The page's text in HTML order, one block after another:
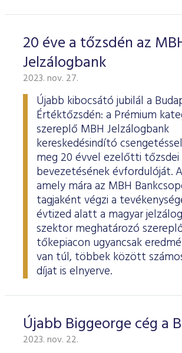
20 éve a tőzsdén az
Jelzálogbank
2023. nov. 27.
Újabb kibocsátó jubilál a
Értéktőzsdén: a Prémium
szereplő MBH Jelzálogbank
kereskedésindító
meg 20 évvel ezelőtti tőzsdei
bevezetésének évfordulóját.
amely mára az MBH
tagjaként végzi a
évtized alatt a magyar
szektor meghatározó
tőkepiacon ugyancsak
van túl, többek között
díjat is elnyerve.
Újabb Biggeorge cég a
2023. nov. 22.